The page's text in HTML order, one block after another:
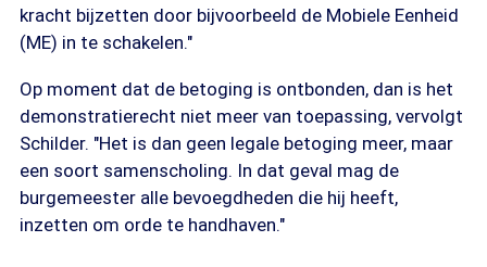
kracht bijzetten door bijvoorbeeld de Mobiele Eenheid
(ME) in te schakelen."
Op moment dat de betoging is ontbonden, dan is het
demonstratierecht niet meer van toepassing, vervolgt
Schilder. "Het is dan geen legale betoging meer, maar
een soort samenscholing. In dat geval mag de
burgemeester alle bevoegdheden die hij heeft,
inzetten om orde te handhaven."